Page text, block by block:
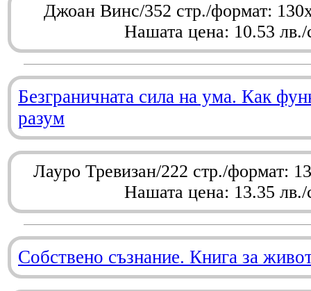
Джоан Винс/352 стр./формат:
Нашата цена: 10.53 лв./
Безграничната сила на ума. Как
разум
Лауро Тревизан/222 стр./формат:
Нашата цена: 13.35 лв./
Собствено съзнание. Книга за